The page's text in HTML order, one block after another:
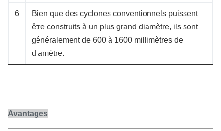
6
Bien que des cyclones conventionnels puissent
être construits à un plus grand diamètre, ils sont
généralement de 600 à 1600 millimètres de
diamètre.
Avantages